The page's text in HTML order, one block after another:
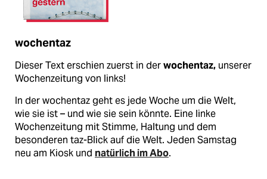
wochentaz
Dieser Text erschien zuerst in derwochentaz, unserer
Wochenzeitung von links!
In der wochentaz geht es jede Woche um die Welt,
wie sie ist – und wie sie sein könnte. Eine linke
Wochenzeitung mit Stimme, Haltung und dem
besonderen taz-Blick auf die Welt. Jeden Samstag
neu am Kiosk und natürlich im Abo.